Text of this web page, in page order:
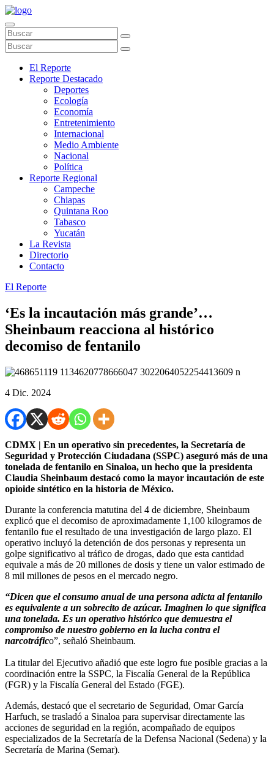
El Reporte
Reporte Destacado
Deportes
Ecología
Economía
Entretenimiento
Internacional
Medio Ambiente
Nacional
Política
Reporte Regional
Campeche
Chiapas
Quintana Roo
Tabasco
Yucatán
La Revista
Directorio
Contacto
El Reporte
‘Es la incautación más grande’…
Sheinbaum reacciona al histórico
decomiso de fentanilo
4 Dic. 2024
CDMX | En un operativo sin precedentes, la Secretaría de
Seguridad y Protección Ciudadana (SSPC) aseguró más de una
tonelada de fentanilo en Sinaloa, un hecho que la presidenta
Claudia Sheinbaum destacó como la mayor incautación de este
opioide sintético en la historia de México.
Durante la conferencia matutina del 4 de diciembre, Sheinbaum
explicó que el decomiso de aproximadamente 1,100 kilogramos de
fentanilo fue el resultado de una investigación de largo plazo. El
operativo incluyó la detención de dos personas y representa un
golpe significativo al tráfico de drogas, dado que esta cantidad
equivale a más de 20 millones de dosis y tiene un valor estimado de
8 mil millones de pesos en el mercado negro.
“Dicen que el consumo anual de una persona adicta al fentanilo
es equivalente a un sobrecito de azúcar. Imaginen lo que significa
una tonelada. Es un operativo histórico que demuestra el
compromiso de nuestro gobierno en la lucha contra el
narcotráfico”, señaló Sheinbaum.
La titular del Ejecutivo añadió que este logro fue posible gracias a la
coordinación entre la SSPC, la Fiscalía General de la República
(FGR) y la Fiscalía General del Estado (FGE).
Además, destacó que el secretario de Seguridad, Omar García
Harfuch, se trasladó a Sinaloa para supervisar directamente las
acciones de seguridad en la región, acompañado de equipos
especializados de la Secretaría de la Defensa Nacional (Sedena) y la
Secretaría de Marina (Semar).